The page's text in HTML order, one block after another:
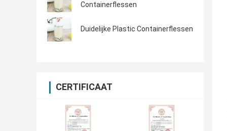
Containerflessen
Duidelijke Plastic Containerflessen
CERTIFICAAT